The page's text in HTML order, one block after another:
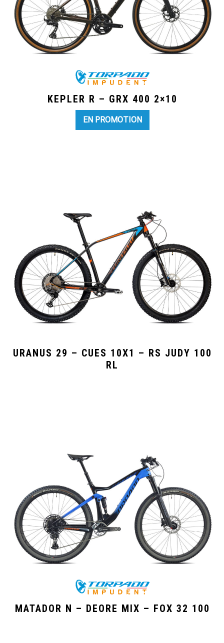
KEPLER R – GRX 400 2×10
EN PROMOTION
URANUS 29 – CUES 10X1 – RS JUDY 100
RL
MATADOR N – DEORE MIX – FOX 32 100